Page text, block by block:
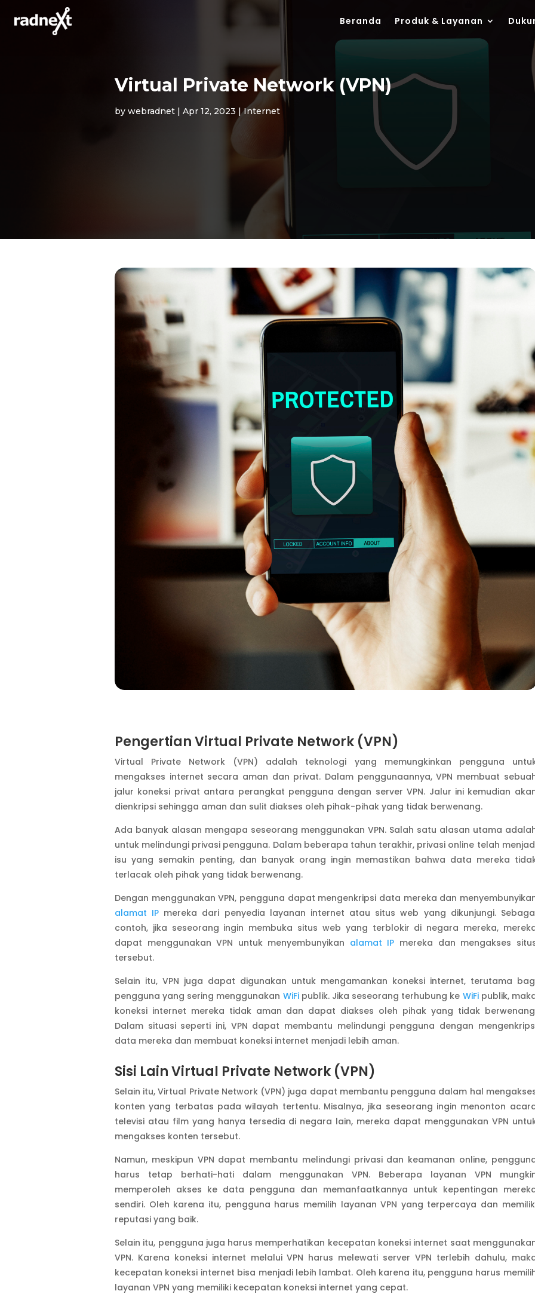
Beranda Produk & Layanan
Virtual Private Network (VPN)
by webradnet | Apr 12, 2023 |Internet
Pengertian Virtual Private Network (VPN)
Virtual Private Network (VPN) adalah teknologi yang memungkinkan pengguna
mengakses internet secara aman dan privat. Dalam penggunaannya, VPN membuat
jalur koneksi privat antara perangkat pengguna dengan server VPN. Jalur ini kemudian
dienkripsi sehingga aman dan sulit diakses oleh pihak-pihak yang tidak berwenang.
Ada banyak alasan mengapa seseorang menggunakan VPN. Salah satu alasan utama
untuk melindungi privasi pengguna. Dalam beberapa tahun terakhir, privasi online telah
isu yang semakin penting, dan banyak orang ingin memastikan bahwa data mereka
terlacak oleh pihak yang tidak berwenang.
Dengan menggunakan VPN, pengguna dapat mengenkripsi data mereka dan
alamat IP mereka dari penyedia layanan internet atau situs web yang dikunjungi.
contoh, jika seseorang ingin membuka situs web yang terblokir di negara mereka,
dapat menggunakan VPN untuk menyembunyikan alamat IP mereka dan mengakses
tersebut.
Selain itu, VPN juga dapat digunakan untuk mengamankan koneksi internet, terutama
pengguna yang sering menggunakan WiFipublik. Jika seseorang terhubung ke WiFipublik,
koneksi internet mereka tidak aman dan dapat diakses oleh pihak yang tidak
Dalam situasi seperti ini, VPN dapat membantu melindungi pengguna dengan
data mereka dan membuat koneksi internet menjadi lebih aman.
Sisi Lain Virtual Private Network (VPN)
Selain itu, Virtual Private Network (VPN) juga dapat membantu pengguna dalam hal
konten yang terbatas pada wilayah tertentu. Misalnya, jika seseorang ingin menonton
televisi atau film yang hanya tersedia di negara lain, mereka dapat menggunakan VPN
mengakses konten tersebut.
Namun, meskipun VPN dapat membantu melindungi privasi dan keamanan online,
harus tetap berhati-hati dalam menggunakan VPN. Beberapa layanan VPN
memperoleh akses ke data pengguna dan memanfaatkannya untuk kepentingan
sendiri. Oleh karena itu, pengguna harus memilih layanan VPN yang terpercaya dan
reputasi yang baik.
Selain itu, pengguna juga harus memperhatikan kecepatan koneksi internet saat
VPN. Karena koneksi internet melalui VPN harus melewati server VPN terlebih dahulu,
kecepatan koneksi internet bisa menjadi lebih lambat. Oleh karena itu, pengguna harus
layanan VPN yang memiliki kecepatan koneksi internet yang cepat.